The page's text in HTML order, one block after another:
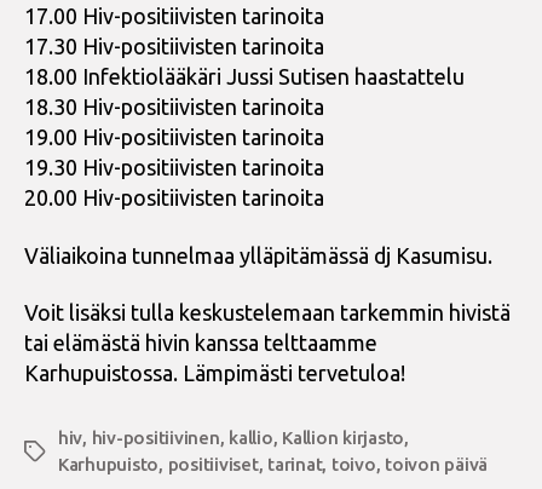
17.00 Hiv-positiivisten tarinoita
17.30 Hiv-positiivisten tarinoita
18.00 Infektiolääkäri Jussi Sutisen haastattelu
18.30 Hiv-positiivisten tarinoita
19.00 Hiv-positiivisten tarinoita
19.30 Hiv-positiivisten tarinoita
20.00 Hiv-positiivisten tarinoita
Väliaikoina tunnelmaa ylläpitämässä dj Kasumisu.
Voit lisäksi tulla keskustelemaan tarkemmin hivistä
tai elämästä hivin kanssa telttaamme
Karhupuistossa. Lämpimästi tervetuloa!
Avainsanat
hiv, hiv-positiivinen, kallio, Kallion kirjasto,
Karhupuisto, positiiviset, tarinat, toivo, toivon päivä